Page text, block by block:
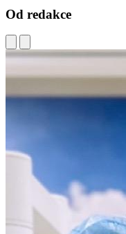
Od redakce